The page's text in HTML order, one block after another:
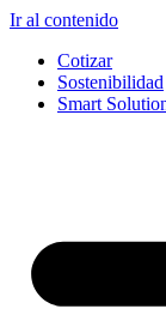
Ir al contenido
Cotizar
Sostenibilidad
Smart